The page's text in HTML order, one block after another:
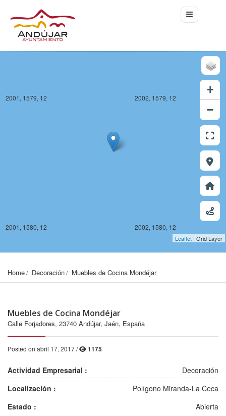
2001, 1579, 12 2002, 1579, 12
2001, 1580, 12 2002, 1580, 12
+
−
Leaflet | Grid Layer
Home Decoración Muebles de Cocina Mondéjar
Muebles de Cocina Mondéjar
Calle Forjadores, 23740 Andújar, Jaén, España
Posted on abril 17, 2017 / 1175
Actividad Empresarial :
Decoración
Localización :
Polígono Miranda-La Ceca
Estado :
Abierta